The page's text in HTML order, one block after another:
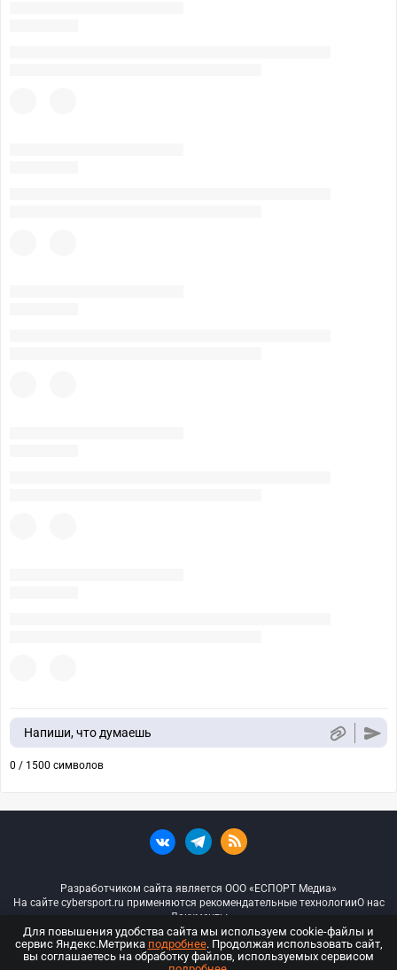
Напиши, что думаешь
0 / 1500 символов
Разработчиком сайта является ООО «ЕСПОРТ Медиа»
На сайте cybersport.ru применяются рекомендательные технологииО нас
Документы
© ООО «Киберспорт.ру» — Все права защищены
Для повышения удобства сайта мы используем cookie-файлы и
сервис Яндекс.Метрика подробнее. Продолжая использовать сайт,
вы соглашаетесь на обработку файлов, используемых сервисом